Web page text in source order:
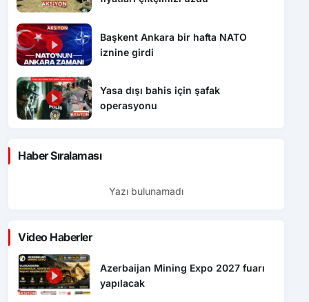
Başkent Ankara bir hafta NATO
iznine girdi
Yasa dışı bahis için şafak
operasyonu
Haber Sıralaması
Yazı bulunamadı
Video Haberler
Azerbaijan Mining Expo 2027 fuarı
yapılacak